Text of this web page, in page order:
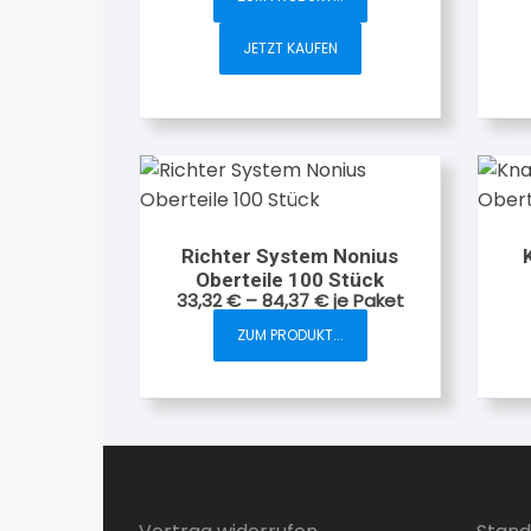
JETZT KAUFEN
Richter System Nonius
Oberteile 100 Stück
33,32€–84,37€ je Paket
ZUM PRODUKT...
Dieses
weist
Die